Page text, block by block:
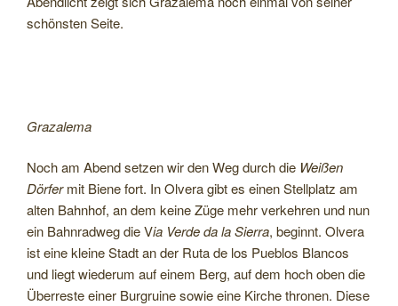
schönsten Seite.
Grazalema
Noch am Abend setzen wir den Weg durch die Weißen
Dörfermit Biene fort. In Olvera gibt es einen Stellplatz am
alten Bahnhof, an dem keine Züge mehr verkehren und nun
ein Bahnradweg die Via Verde da la Sierra, beginnt. Olvera
ist eine kleine Stadt an der Ruta de los Pueblos Blancos
und liegt wiederum auf einem Berg, auf dem hoch oben die
Überreste einer Burgruine sowie eine Kirche thronen. Diese